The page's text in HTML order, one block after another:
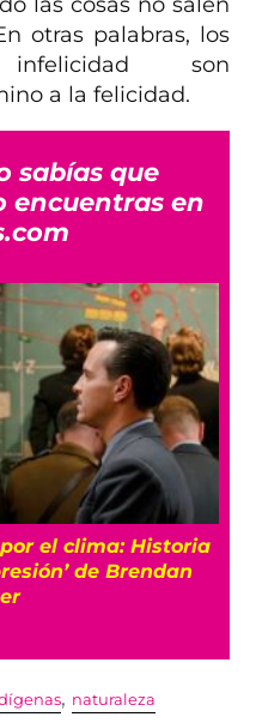
otras palabras, los
son
a la felicidad.
sabías que
encuentras en
que logró volver a
silla de ruedas de
, naturaleza